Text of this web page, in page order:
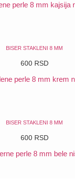
perle 8 mm kajsija
BISER STAKLENI 8 MM
600 RSD
perle 8 mm krem
BISER STAKLENI 8 MM
600 RSD
perle 8 mm bele